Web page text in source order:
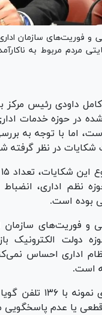
مردم مربوط به
کامل داودی رئیس مرکز
اما با توجه به
در نظر گرفته
نظم اداری،
بوده است.
و فوریت‌های سازمان
دولت
اداری احساس
است.
یا عدم پاسخگویی